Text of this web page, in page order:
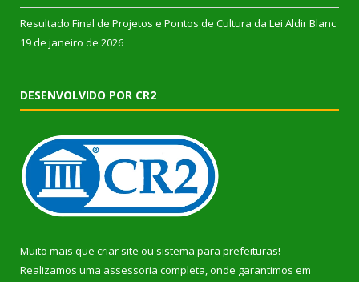
Resultado Final de Projetos e Pontos de Cultura da Lei Aldir Blanc
19 de janeiro de 2026
DESENVOLVIDO POR CR2
Muito mais que criar site ou sistema para prefeituras!
Realizamos uma assessoria completa, onde garantimos em